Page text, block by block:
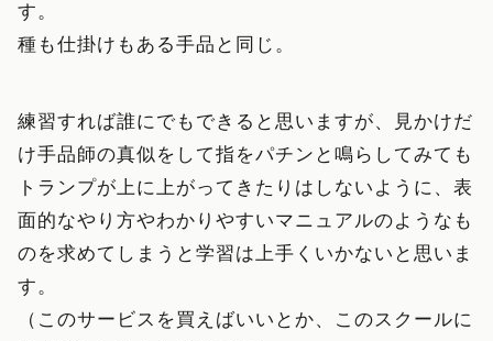
す。
種も仕掛けもある手品と同じ。
練習すれば誰にでもできると思いますが、見かけだ
け手品師の真似をして指をパチンと鳴らしてみても
トランプが上に上がってきたりはしないように、表
面的なやり方やわかりやすいマニュアルのようなも
のを求めてしまうと学習は上手くいかないと思いま
す。
（このサービスを買えばいいとか、このスクールに